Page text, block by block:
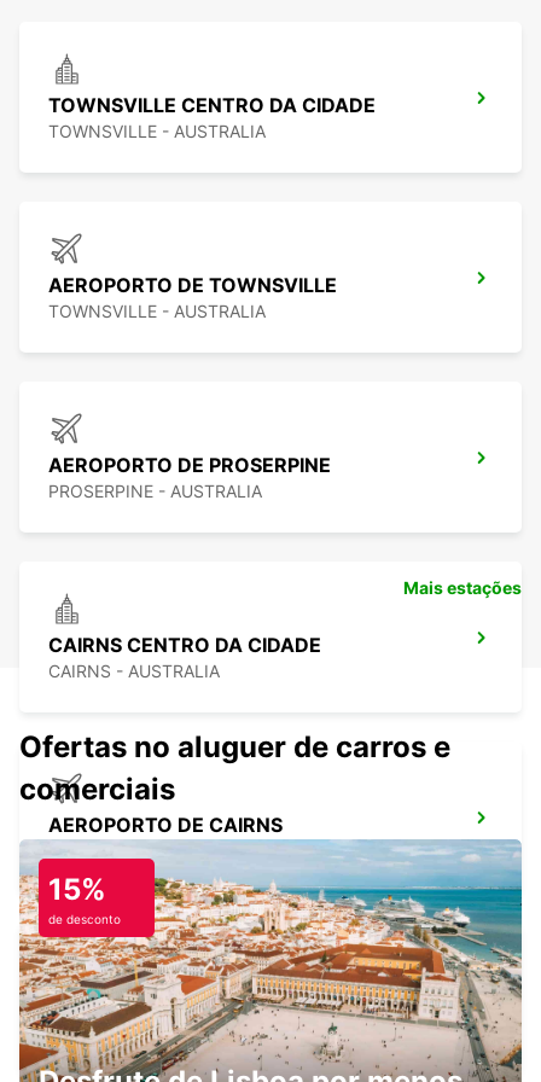
TOWNSVILLE CENTRO DA CIDADE
TOWNSVILLE - AUSTRALIA
AEROPORTO DE TOWNSVILLE
TOWNSVILLE - AUSTRALIA
AEROPORTO DE PROSERPINE
PROSERPINE - AUSTRALIA
CAIRNS CENTRO DA CIDADE
CAIRNS - AUSTRALIA
AEROPORTO DE CAIRNS
CAIRNS - AUSTRALIA
AEROPORTO DE MACKAY
MACKAY - AUSTRALIA
Mais estações
Ofertas no aluguer de carros e
comerciais
15%
de desconto